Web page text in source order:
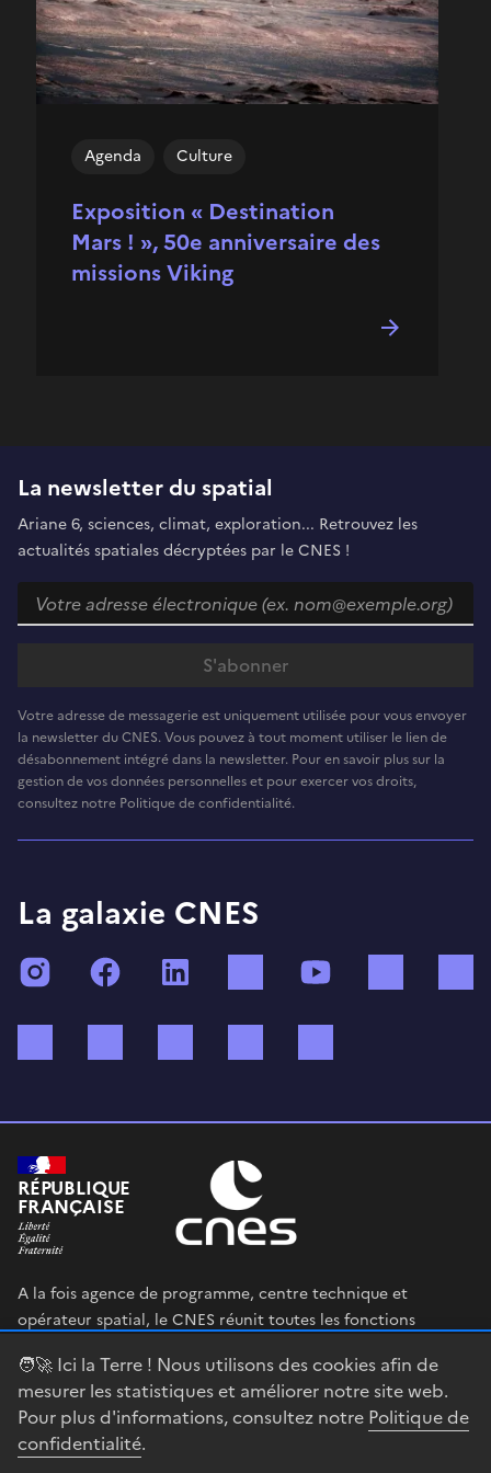
🧑‍🚀 Ici la Terre ! Nous utilisons des cookies afin de
mesurer les statistiques et améliorer notre site web.
Pour plus d'informations, consultez notre Politique de
confidentialité.
Exposition « Destination
Mars ! », 50e anniversaire des
missions Viking
Agenda Culture
La newsletter du spatial
Ariane 6, sciences, climat, exploration... Retrouvez les
actualités spatiales décryptées par le CNES !
Votre adresse de messagerie est uniquement utilisée pour vous envoyer
la newsletter du CNES. Vous pouvez à tout moment utiliser le lien de
désabonnement intégré dans la newsletter. Pour en savoir plus sur la
gestion de vos données personnelles et pour exercer vos droits,
consultez notre Politique de confidentialité.
La galaxie CNES
InstagramFacebook TikTok
RÉPUBLIQUE
FRANÇAISE
A la fois agence de programme, centre technique et
opérateur spatial, le CNES réunit toutes les fonctions
en œuvre sa stratégie spatiale.
legifrance.gouv.fr
gouvernement.fr